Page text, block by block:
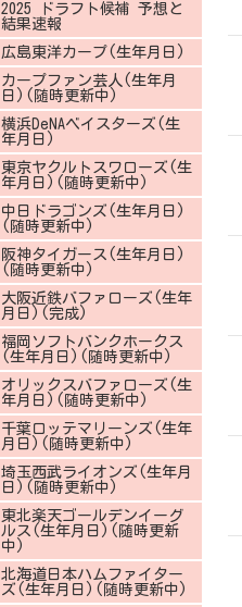
2025 ドラフト候補 予想と
結果速報
広島東洋カープ(生年月日)
カープファン芸人(生年月
日)(随時更新中)
横浜DeNAベイスターズ(生
年月日)
東京ヤクルトスワローズ(生
年月日)(随時更新中)
中日ドラゴンズ(生年月日)
(随時更新中)
阪神タイガース(生年月日)
(随時更新中)
大阪近鉄バファローズ(生年
月日)(完成)
福岡ソフトバンクホークス
(生年月日)(随時更新中)
オリックスバファローズ(生
年月日)(随時更新中)
千葉ロッテマリーンズ(生年
月日)(随時更新中)
埼玉西武ライオンズ(生年月
日)(随時更新中)
東北楽天ゴールデンイーグ
ルス(生年月日)(随時更新
中)
北海道日本ハムファイター
ズ(生年月日)(随時更新中)